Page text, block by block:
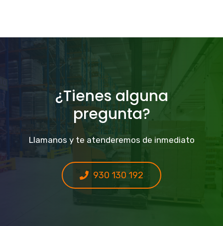
¿Tienes alguna
pregunta?
Llamanos y te atenderemos de inmediato
930 130 192